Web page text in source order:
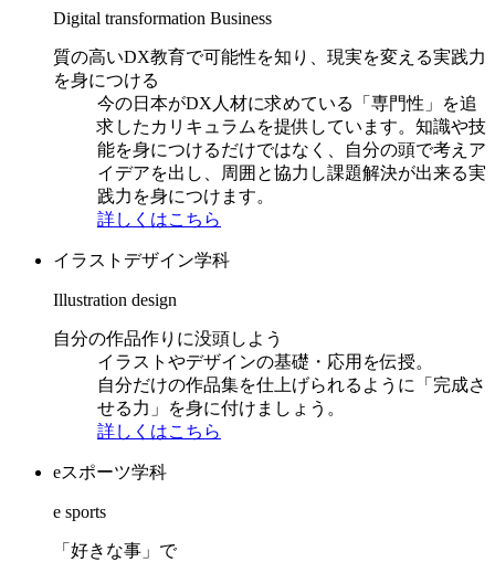
Digital transformation Business
質の高いDX教育で可能性を知り、現実を変える実践力
を身につける
今の日本がDX人材に求めている「専門性」を追
求したカリキュラムを提供しています。知識や技
能を身につけるだけではなく、自分の頭で考えア
イデアを出し、周囲と協力し課題解決が出来る実
践力を身につけます。
詳しくはこちら
イラストデザイン学科
Illustration design
自分の作品作りに没頭しよう
イラストやデザインの基礎・応用を伝授。
自分だけの作品集を仕上げられるように「完成さ
せる力」を身に付けましょう。
詳しくはこちら
eスポーツ学科
e sports
「好きな事」で